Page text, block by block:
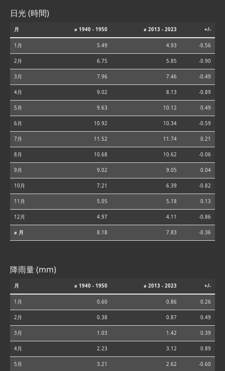
日光 (時間)
月 ⌀ 1940 - 1950 ⌀ 2013 - 2023 +/-
1月 5.49 4.93 -0.56
2月 6.75 5.85 -0.90
3月 7.96 7.46 -0.49
4月 9.02 8.13 -0.89
5月 9.63 10.12 0.49
6月 10.92 10.34 -0.59
7月 11.52 11.74 0.21
8月 10.68 10.62 -0.06
9月 9.02 9.05 0.04
10月 7.21 6.39 -0.82
11月 5.05 5.18 0.13
12月 4.97 4.11 -0.86
⌀ 月 8.18 7.83 -0.36
降雨量 (mm)
月 ⌀ 1940 - 1950 ⌀ 2013 - 2023 +/-
1月 0.60 0.86 0.26
2月 0.38 0.87 0.49
3月 1.03 1.42 0.39
4月 2.23 3.12 0.89
5月 3.21 2.62 -0.60